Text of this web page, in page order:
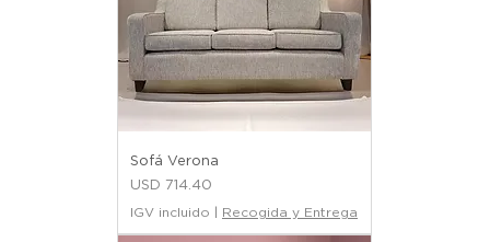
Sofá Verona
Precio
USD 714.40
IGV incluido Recogida y Entrega